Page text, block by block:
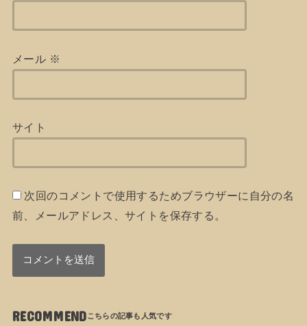
メール ※
サイト
次回のコメントで使用するためブラウザーに自分の名
前、メールアドレス、サイトを保存する。
RECOMMEND